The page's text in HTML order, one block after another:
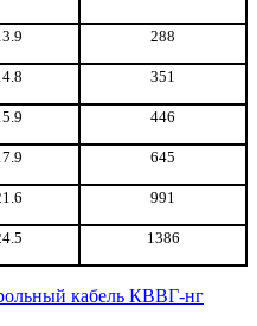
288
351
446
645
991
1386
кабель КВВГ-нг